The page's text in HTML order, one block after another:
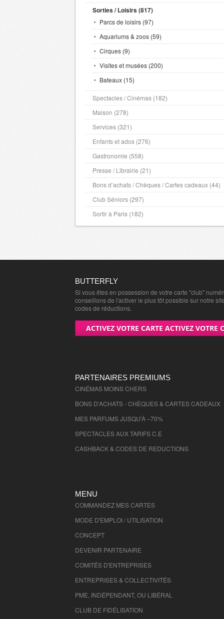
Sorties / Loisirs (817)
Parcs de loisirs (97)
Aquariums & zoos (59)
Cirques (9)
Visites et musées (200)
Bateaux (15)
Spectacles / Cinémas (182)
Maison (278)
Services (321)
Enfants et ados (276)
Gastronomie (558)
Presse / Librairie (21)
Bons d’achats / Chèques / Cartes cadeaux (44)
Club Séniors (297)
Sortir à Paris (182)
BUTTERFLY
Si vous êtes en possession de votre carte "club"
conseillons de l'activer le plus tôt possible sur notre
codes de réductions.
ACTIVEZ VOTRE CARTE ACTIVEZ VOTRE
PARTENAIRES PREMIUMS
CINÉMAS MOINS CHERS
BONS D'ACHATS - CHÈQUES & CARTES CADEAUX
MES PARFUMS JUSQU'À –70%
SPECTACLES AUX TARIFS C.E
CASHBACK & CODES DE REDUCTIONS
MENU
COMMANDEZ MES CARTES
MODE D'EMPLOI / UTILISATION
CONCEPT
DEVENIR PARTENAIRE
COMITÉS D'ENTREPRISES
ENTREPRISES & COLLECTIVITÉS
PME, INDÉPENDANT, OU LIBÉRAL
CLUB DE FIDÉLISATION